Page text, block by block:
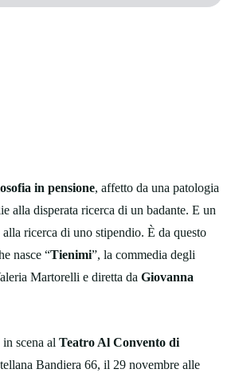
in pensione, affetto da una patologia
alla disperata ricerca di un badante. E un
alla ricerca di uno stipendio. È da questo
nasce “Tienimi”, la commedia degli
Martorelli e diretta da Giovanna
scena al Teatro Al Convento di
Bandiera 66, il 29 novembre alle